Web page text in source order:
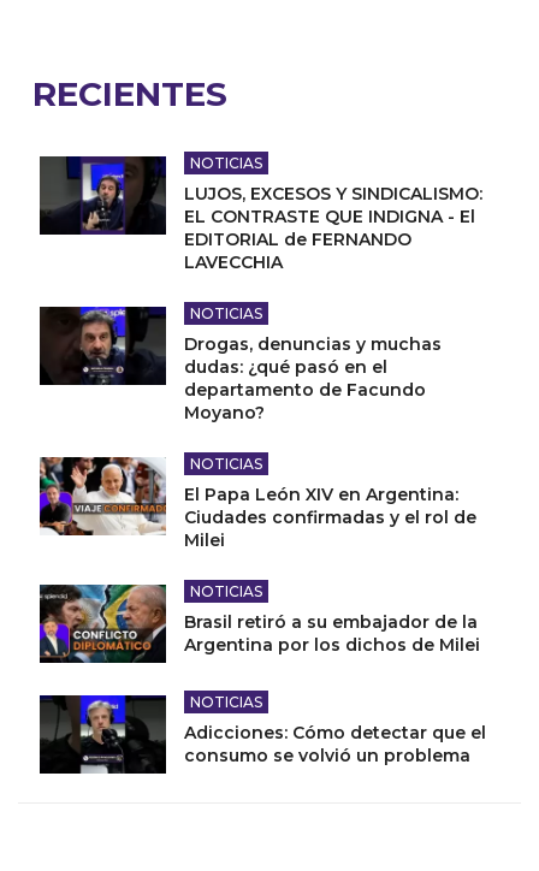
RECIENTES
NOTICIAS
LUJOS, EXCESOS Y SINDICALISMO:
EL CONTRASTE QUE INDIGNA - El
EDITORIAL de FERNANDO
LAVECCHIA
NOTICIAS
Drogas, denuncias y muchas
dudas: ¿qué pasó en el
departamento de Facundo
Moyano?
NOTICIAS
El Papa León XIV en Argentina:
Ciudades confirmadas y el rol de
Milei
NOTICIAS
Brasil retiró a su embajador de la
Argentina por los dichos de Milei
NOTICIAS
Adicciones: Cómo detectar que el
consumo se volvió un problema